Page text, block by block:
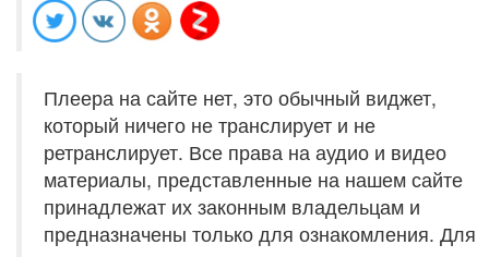
Плеера на сайте нет, это обычный виджет,
который ничего не транслирует и не
ретранслирует. Все права на аудио и видео
материалы, представленные на нашем сайте
принадлежат их законным владельцам и
предназначены только для ознакомления. Для